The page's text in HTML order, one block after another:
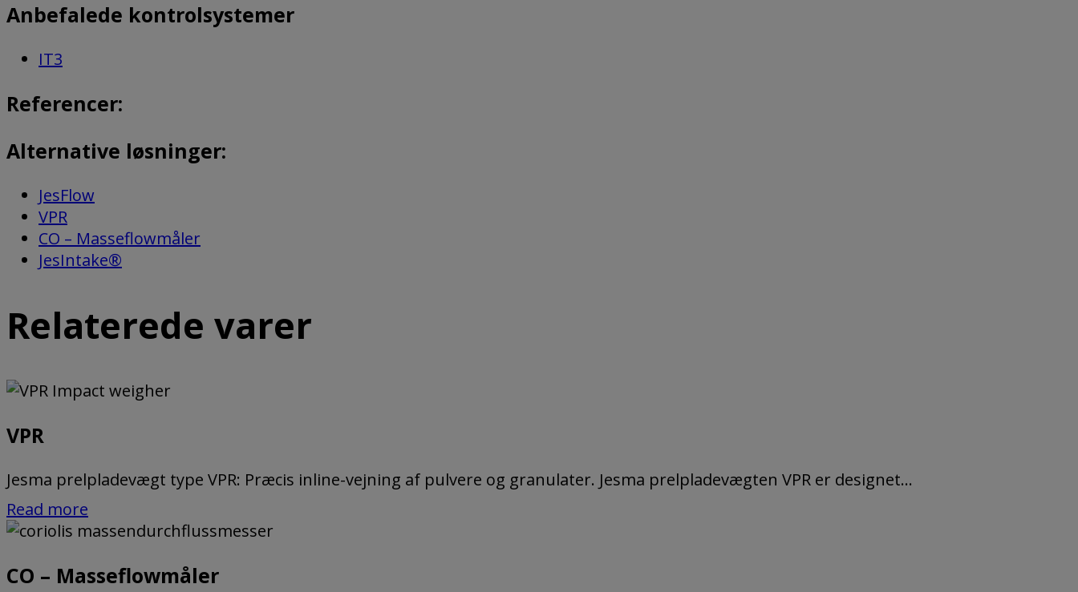
Anbefalede kontrolsystemer
IT3
Referencer:
Alternative løsninger:
JesFlow
VPR
CO – Masseflowmåler
JesIntake®
Relaterede varer
VPR
Jesma prelpladevægt type VPR: Præcis inline-vejning af pulvere og granulater. Jesma prelpladevægten VPR er designet...
Read more
CO – Masseflowmåler